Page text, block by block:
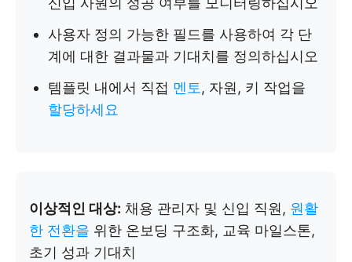
사용자 정의 가능한 필드를 사용하여 각 단
계에 대한 결과물과 기대치를 정의하십시오
템플릿 내에서 직접 멘토, 자원, 키 작업을
할당하세요
이상적인 대상: 채용 관리자 및 신입 직원, 원활
한 전환을 위한 온보딩 구조화, 교육 마일스톤,
초기 성과 기대치